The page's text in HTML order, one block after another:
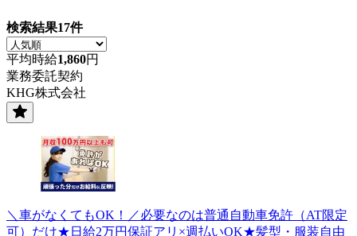
検索結果17件
平均時給1,860円
業務委託契約
KHG株式会社
＼車がなくてもOK！／必要なのは普通自動車免許（AT限定
可）だけ★日給2万円保証アリ×週払いOK★髪型・服装自由